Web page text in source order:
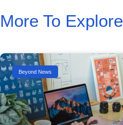
More To Explore
Beyond News